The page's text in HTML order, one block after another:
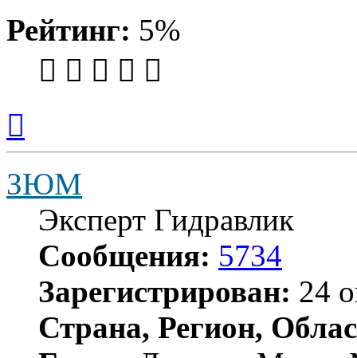
Рейтинг: 5%
началу
ЗЮМ
Эксперт Гидравлик
Сообщения: 5734
Зарегистрирован: 24
Страна, Регион,